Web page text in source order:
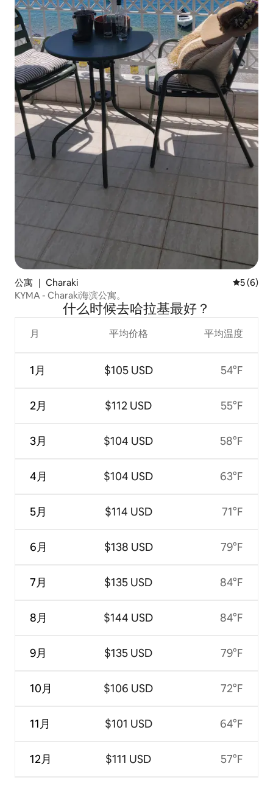
公寓 ｜ Charaki 平均评分
5 (6)
KYMA - Charaki海滨公寓。
什么时候去哈拉基最好？
月
1月
2月
3月
4月
5月
6月
7月
8月
9月
10月
11月
12月
平均价格
$105 USD
$112 USD
$104 USD
$104 USD
$114 USD
$138 USD
$135 USD
$144 USD
$135 USD
$106 USD
$101 USD
$111 USD
平均温度
54°F
55°F
58°F
63°F
71°F
79°F
84°F
84°F
79°F
72°F
64°F
57°F